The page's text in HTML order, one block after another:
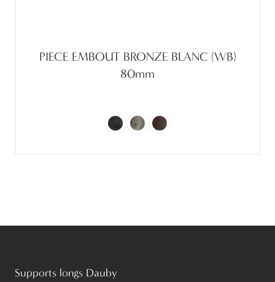
PIECE EMBOUT BRONZE BLANC (WB)
80mm
Supports longs Dauby